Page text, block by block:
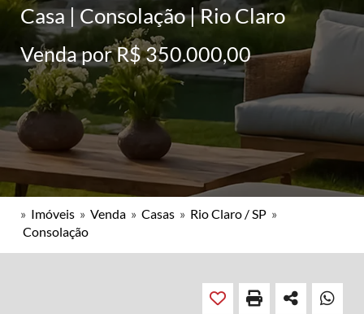
Casa | Consolação | Rio Claro
Venda por R$ 350.000,00
» Imóveis » Venda » Casas » Rio Claro / SP »
Consolação